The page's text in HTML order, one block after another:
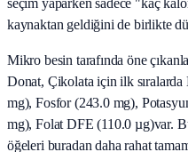
seçim yaparken sadece "kaç
kaynaktan geldiğini de birlikte
Mikro besin tarafında öne
Donat, Çikolata için ilk sıralarda
mg), Fosfor (243.0 mg),
mg), Folat DFE (110.0 µg)var.
öğeleri buradan daha rahat